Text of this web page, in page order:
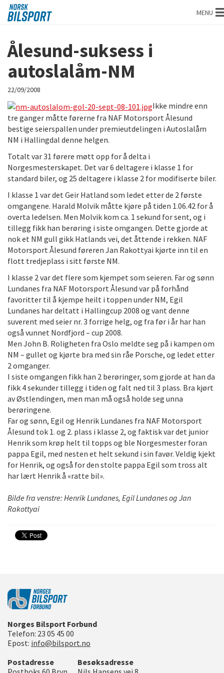
Norsk
bilsport MENU
Ålesund-suksess i
autoslalåm-NM
22/09/2008
Ikke mindre enn
tre ganger måtte førerne fra NAF Motorsport Ålesund
bestige seierspallen under premieutdelingen i Autoslalåm
NM i Hallingdal denne helgen.
Totalt var 31 førere møtt opp for å delta i
Norgesmesterskapet. Det var 6 deltagere i klasse 1 for
standard biler, og 25 deltagere i klasse 2 for modifiserte biler.
I klasse 1 var det Geir Hatland som ledet etter de 2 første
omgangene. Harald Molvik måtte kjøre på tiden 1.06.42 for å
overta ledelsen. Men Molvik kom ca. 1 sekund for sent, og i
tillegg fikk han berøring i siste omgangen. Dette gjorde at
nok et NM gull gikk Hatlands vei, det åttende i rekken. NAF
Motorsport Ålesund føreren Jan Rakottyai kjørte inn til en
flott tredjeplass i sitt første NM.
I klasse 2 var det flere som kjempet som seieren. Far og sønn
Lundanes fra NAF Motorsport Ålesund var på forhånd
favoritter til å kjempe heilt i toppen under NM, Egil
Lundanes har deltatt i Hallingcup 2008 og vant denne
suverent med seier nr. 3 forrige helg, og fra før i år har han
også vunnet Nordfjord – cup 2008.
Men John B. Roligheten fra Oslo meldte seg på i kampen om
NM – gullet og kjørte bra med sin råe Porsche, og ledet etter
2 omganger.
I siste omgangen fikk han 2 berøringer, som gjorde at han da
fikk 4 sekunder tillegg i tiden og falt ned til 3 plass. Bra kjørt
av Østlendingen, men man må også holde seg unna
berøringene.
Far og sønn, Egil og Henrik Lundanes fra NAF Motorsport
Ålesund tok 1. og 2. plass i klasse 2, og faktisk var det junior
Henrik som krøp helt til topps og ble Norgesmester foran
pappa Egil, med nesten et helt sekund i sin favør. Veldig kjekt
for Henrik, og også for den stolte pappa Egil som tross alt
har lært Henrik å «ratte bil».
Bilde fra venstre: Henrik Lundanes, Egil Lundanes og Jan
Rakottyai
Norges Bilsport Forbund
Telefon: 23 05 45 00
Epost: info@bilsport.no
Postadresse
Besøksadresse